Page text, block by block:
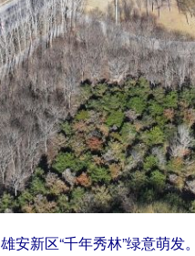
雄安新区“千年秀林”绿意萌发